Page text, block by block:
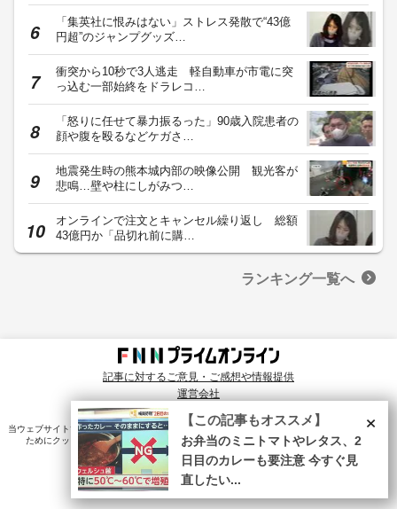
「集英社に恨みはない」ストレス発散で“43億
円超”のジャンプグッズ…
衝突から10秒で3人逃走 軽自動車が市電に突
っ込む一部始終をドラレコ…
「怒りに任せて暴力振るった」90歳入院患者の
顔や腹を殴るなどケガさ…
地震発生時の熊本城内部の映像公開 観光客が
悲鳴…壁や柱にしがみつ…
オンラインで注文とキャンセル繰り返し 総額
43億円か「品切れ前に購…
ランキング一覧へ
記事に対するご意見・ご感想や情報提供
運営会社
© Fuji News Network, Inc. All rights reserved.
当ウェブサイトでは、ユーザのニーズ・興味・関⼼に合致したコンテンツや広告配信を提供する
ためにクッキーを使⽤しています。詳細は、プライバシーポリシー をご確認ください。
×
【この記事もオススメ】
お弁当のミニトマトやレタス、2
日目のカレーも要注意 今すぐ見
直したい...